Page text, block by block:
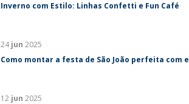
Inverno com Estilo: Linhas Confetti e Fun Café
24jun 2025
Como montar a festa de São João perfeita com
12 jun 2025